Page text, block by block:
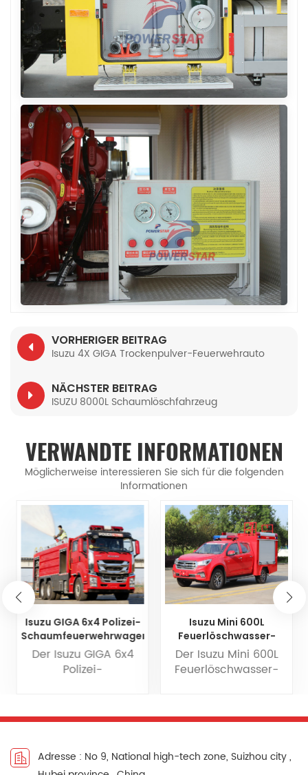
VORHERIGER BEITRAG
Isuzu 4X GIGA Trockenpulver-Feuerwehrauto
NÄCHSTER BEITRAG
ISUZU 8000L Schaumlöschfahrzeug
VERWANDTE INFORMATIONEN
Möglicherweise interessieren Sie sich für die folgenden
Informationen
Isuzu GIGA 6x4 Polizei-
Schaumfeuerwehrwagen
Der Isuzu GIGA 6x4
Polizei-
Speziallöschfahrzeug
eingesetzt. Es ist mit
Isuzu Mini 600L
Feuerlöschwasser-
Pickup
Der Isuzu Mini 600L
Feuerlöschwasser-
Feuerwehrfahrzeug
und Vielseitigkeit
Adresse : No 9, National high-tech zone, Suizhou city ,